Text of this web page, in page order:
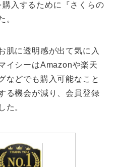
購入するために『さくらの
。
肌に透明感が出て気に入
イシーはAmazonや楽天
などでも購入可能なこと
る機会が減り、会員登録
た。